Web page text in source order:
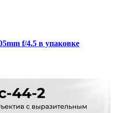
f/4.5 в упаковке